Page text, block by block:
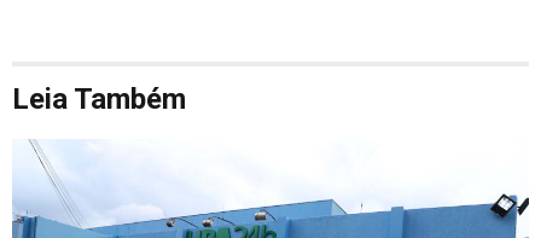
Leia Também